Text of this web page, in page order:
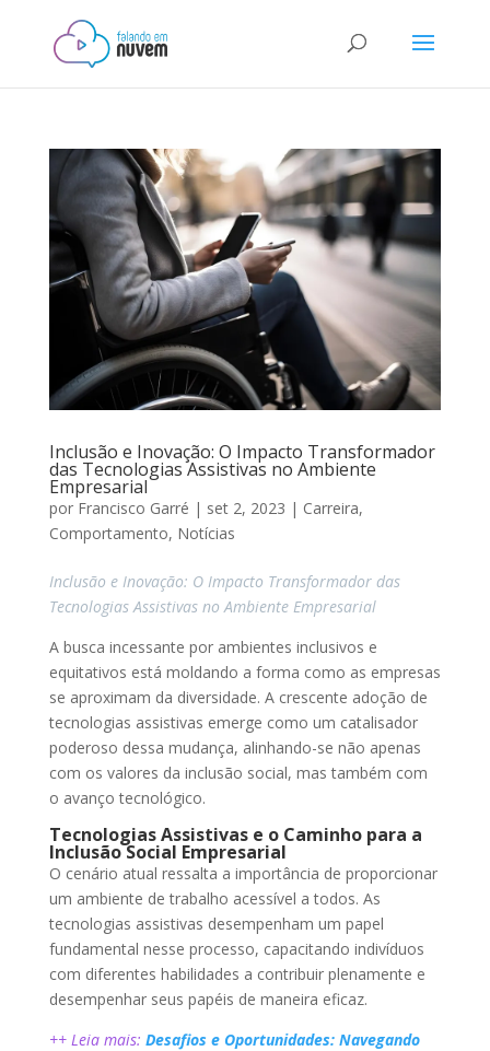
Inclusão e Inovação: O Impacto Transformador
das Tecnologias Assistivas no Ambiente
Empresarial
por Francisco Garré | set 2, 2023 | Carreira,
Comportamento, Notícias
Inclusão e Inovação: O Impacto Transformador das
Tecnologias Assistivas no Ambiente Empresarial
A busca incessante por ambientes inclusivos e
equitativos está moldando a forma como as empresas
se aproximam da diversidade. A crescente adoção de
tecnologias assistivas emerge como um catalisador
poderoso dessa mudança, alinhando-se não apenas
com os valores da inclusão social, mas também com
o avanço tecnológico.
Tecnologias Assistivas e o Caminho para a
Inclusão Social Empresarial
O cenário atual ressalta a importância de proporcionar
um ambiente de trabalho acessível a todos. As
tecnologias assistivas desempenham um papel
fundamental nesse processo, capacitando indivíduos
com diferentes habilidades a contribuir plenamente e
desempenhar seus papéis de maneira eficaz.
++ Leia mais: Desafios e Oportunidades: Navegando